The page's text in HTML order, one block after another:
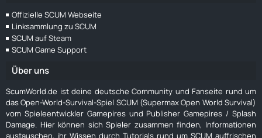
Offizielle SCUM Webseite
Linksammlung zu SCUM
SCUM auf Steam
SCUM Game Support
Über uns
ScumWorld.de ist deine deutsche Community und Fanseite rund um
das Open-World-Survival-Spiel SCUM (Supermax Open World Survival)
vom Spieleentwickler Gamepires und Publisher Gamepires / Splash
Damage. Hier können sich Spieler zusammen finden, Informationen
austauschen, ihr Wissen durch Tutorials rund um SCUM auffrischen